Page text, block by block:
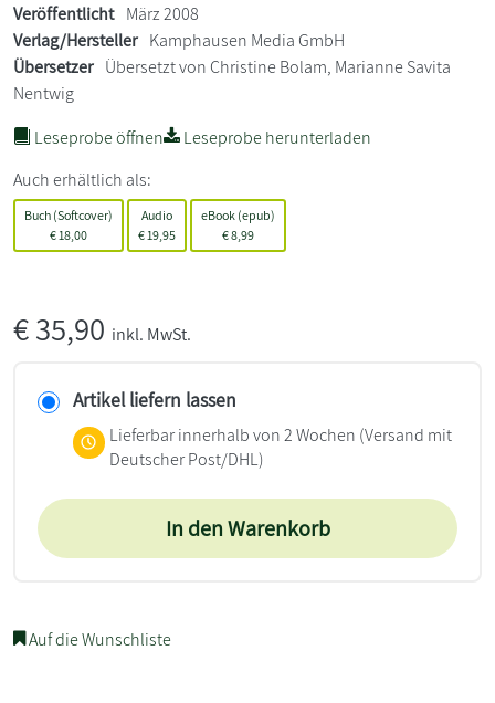
Veröffentlicht März 2008
Verlag/Hersteller Kamphausen Media GmbH
Übersetzer Übersetzt von Christine Bolam, Marianne Savita
Nentwig
Leseprobe öffnen
Leseprobe herunterladen
Auch erhältlich als:
Buch (Softcover)
€ 18,00
Audio
€ 19,95
eBook (epub)
€8,99
€35,90 inkl. MwSt.
Artikel liefern lassen
Lieferbar innerhalb von 2 Wochen (Versand mit
Deutscher Post/DHL)
In den Warenkorb
Auf die Wunschliste